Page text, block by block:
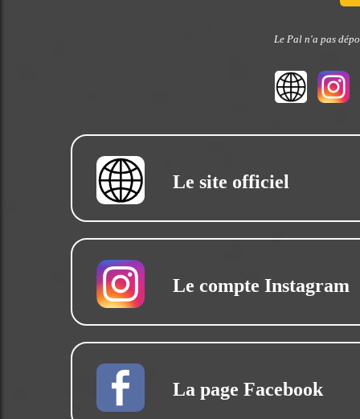
Le Pal n'a pas
Le site officiel
Le compte Instagram
La page Facebook